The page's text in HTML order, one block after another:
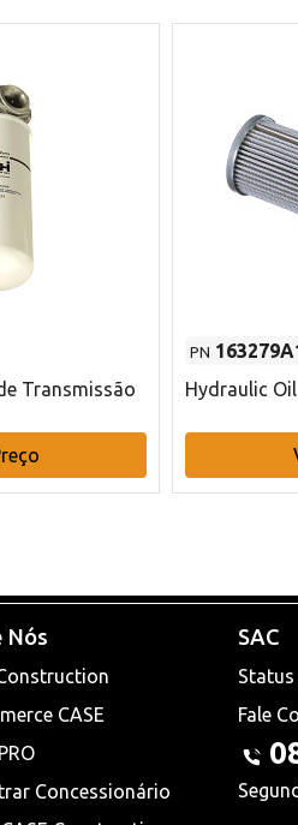
Transmissão
PN
Hydraulic Oil
Nós
CASE
Concessionário
SAC
Fale